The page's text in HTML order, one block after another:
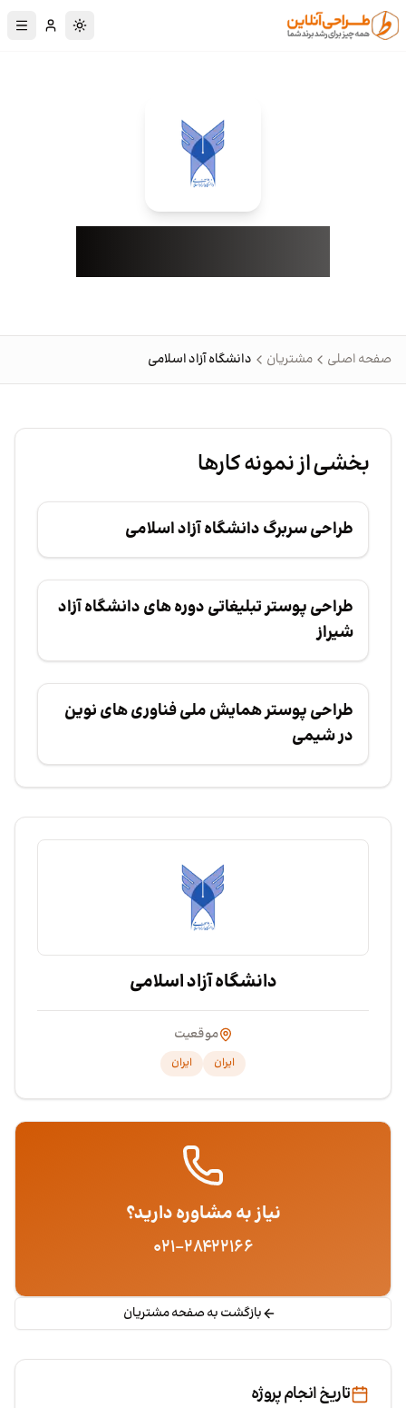
پرش به محتوای اصلی
تغییر به حالت
صفحه اصلی مشتریان دانشگاه آزاد اسلامی
دانشگاه آزاد اسلامی
موقعیت
ایران ایران
نیاز به مشاوره دارید؟
۰۲۱-۲۸۴۲۲۱۶۶
بازگشت به صفحه مشتریان
بخشی از نمونه کارها
طراحی سربرگ دانشگاه آزاد اسلامی
طراحی سربرگ دانشگاه آزاد اسلامی
طراحی پوستر تبلیغاتی دوره های دانشگاه آزاد شیراز
طراحی پوستر تبلیغاتی دوره های دانشگاه آزاد
شیراز
طراحی پوستر همایش ملی فناوری های نوین در شیمی
طراحی پوستر همایش ملی فناوری های نوین
در شیمی
تاریخ انجام پروژه